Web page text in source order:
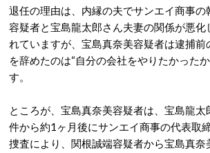
退任の理由は、内縁の夫でサンエイ商事の
容疑者と宝島龍太郎さん夫妻の関係が悪化
れていますが、宝島真奈美容疑者は逮捕前
を辞めたのは“自分の会社をやりたかった
す。
ところが、宝島真奈美容疑者は、宝島龍
件から約1ヶ月後にサンエイ商事の代表取
捜査により、関根誠端容疑者から宝島真奈